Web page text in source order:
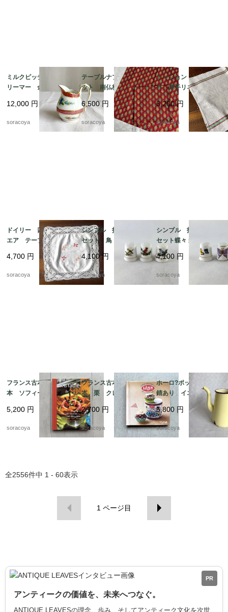
ミルクピッチャー ク
リーマー 金彩格子
花ブーケ手描き クラシ
ックスタイル 19twm
12,000 円
soracoya
テーブルナプキン2枚セ
ット 南仏柄 ランチ
ョンマット ヴァルド
ローム ハンカチ ソ
レイアード マルチク
ロス 12cler3
6,500円
soracoya
トーション バスク織
り 厚手リネン キッ
チンクロス 天然素
材 麻 テーブルマッ
ト 生成りベージュ 1
2cler4
6,200円
soracoya
ドイリー 四角 スク
エア テーブルマッ
ト 花刺繍 12CLda1
9-４
4,700 円
soracoya
シンブル 指ぬき 3個
セット 鳥 小鳥 裁縫
道具 12otef2-8
4,100円
soracoya
シンブル 指ぬき 3個
セット蝶々 裁縫道具 1
2otef2-9
4,100 円
soracoya
フランス古本 レシピ
本 ソフィーのお料理
本 100レシピ 12ps
eh17-1
5,200 円
soracoya
フランス古本 レシピ
本 栗 クレマン・フ
ォジェ マロンクリー
ム 12pseg20-2
2,700 円
soracoya
ホーロ?ポット 蓋なし
錆あり イエロー ア
ウトドア 水差し 花
瓶 ガーデニング 12
kwdy4
5,800 円
soracoya
全2556件中 1 - 60表示
1 ページ目
PR
アンティークの価値を、未来へつなぐ。
ANTIQUE LEAVESの理念、歩み、そしてアンティーク文化を次世